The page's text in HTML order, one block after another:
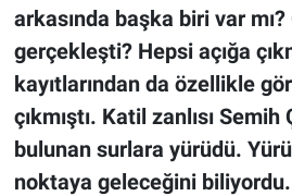
arkasında başka biri var
gerçekleşti? Hepsi açığa
kayıtlarından da özellikle
çıkmıştı. Katil zanlısı
bulunan surlara yürüdü.
noktaya geleceğini biliyordu.